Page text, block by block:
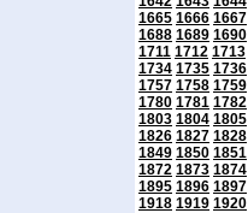
1665 1666 1667
1688 1689 1690
1711 1712 1713
1734 1735 1736
1757 1758 1759
1780 1781 1782
1803 1804 1805
1826 1827 1828
1849 1850 1851
1872 1873 1874
1895 1896 1897
1918 1919 1920